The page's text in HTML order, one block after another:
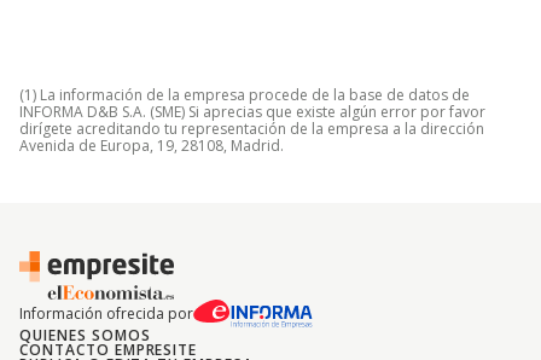
(1) La información de la empresa procede de la base de datos de
INFORMA D&B S.A. (SME) Si aprecias que existe algún error por favor
dirígete acreditando tu representación de la empresa a la dirección
Avenida de Europa, 19, 28108, Madrid.
Información ofrecida por
QUIENES SOMOS
CONTACTO EMPRESITE